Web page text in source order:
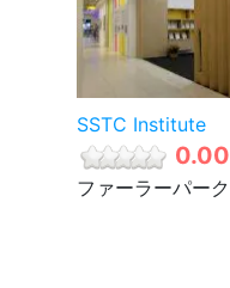
SSTC Institute
0.00
ファーラーパーク